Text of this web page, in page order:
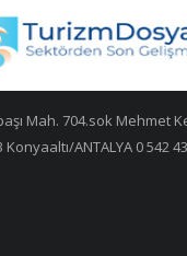
Mah. 704.sok Mehmet
Konyaaltı/ANTALYA 0 542